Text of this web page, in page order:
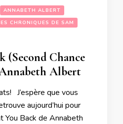
ANNABETH ALBERT
CHRONIQUES DE SAM
(Second Chance
Albert
J’espère que vous
aujourd’hui pour
You Back de Annabeth